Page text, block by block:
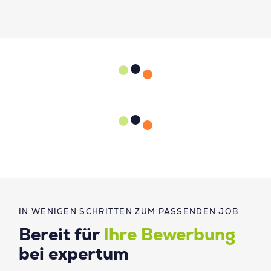
IN WENIGEN SCHRITTEN ZUM PASSENDEN JOB
Bereit für
Ihre Bewerbung
bei expertum